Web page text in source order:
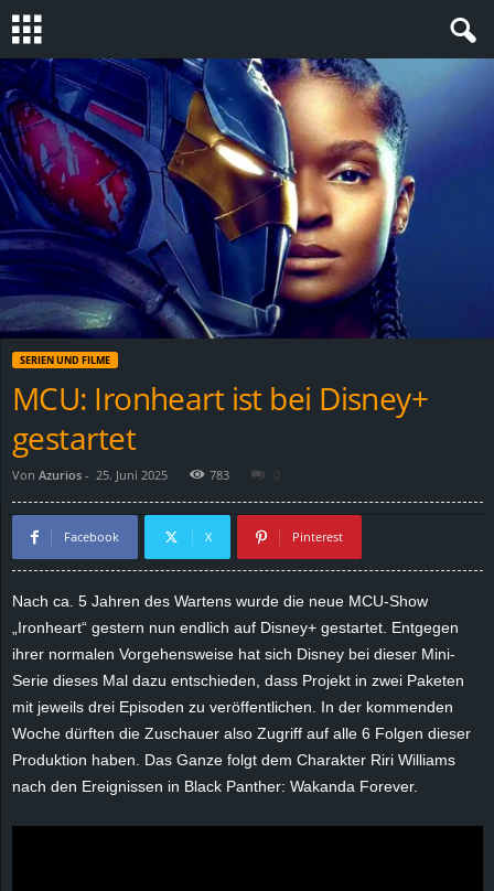
S
t
e
v
i
n
SERIEN UND FILME
MCU: Ironheart ist bei Disney+
gestartet
Von Azurios - 25. Juni 2025 783 0
Facebook X Pinterest
Nach ca. 5 Jahren des Wartens wurde die neue MCU-Show
„Ironheart“ gestern nun endlich auf Disney+ gestartet. Entgegen
ihrer normalen Vorgehensweise hat sich Disney bei dieser Mini-
Serie dieses Mal dazu entschieden, dass Projekt in zwei Paketen
mit jeweils drei Episoden zu veröffentlichen. In der kommenden
Woche dürften die Zuschauer also Zugriff auf alle 6 Folgen dieser
Produktion haben. Das Ganze folgt dem Charakter Riri Williams
nach den Ereignissen in Black Panther: Wakanda Forever.